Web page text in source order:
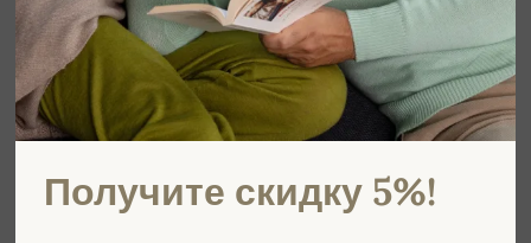
Получите скидку 5%!